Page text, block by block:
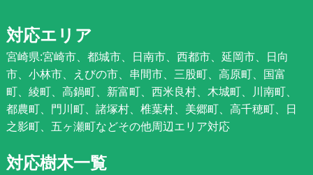
対応エリア
宮崎県:宮崎市、都城市、日南市、西都市、延岡市、日向
市、小林市、えびの市、串間市、三股町、高原町、国富
町、綾町、高鍋町、新富町、西米良村、木城町、川南町、
都農町、門川町、諸塚村、椎葉村、美郷町、高千穂町、日
之影町、五ヶ瀬町などその他周辺エリア対応
対応樹木一覧